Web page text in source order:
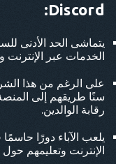
Discord:
يتماشى الحد الأدنى
الخدمات عبر
على الرغم من هذا
سنًا طريقهم إلى
رقابة الوالدين.
يلعب الآباء دورًا
الإنترنت وتعليمهم